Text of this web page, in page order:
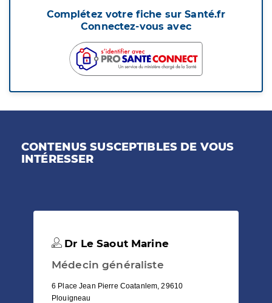
Complétez votre fiche sur Santé.fr
Connectez-vous avec
CONTENUS SUSCEPTIBLES DE VOUS
INTÉRESSER
Dr Le Saout Marine
Médecin généraliste
6 Place Jean Pierre Coatanlem, 29610
Plouigneau